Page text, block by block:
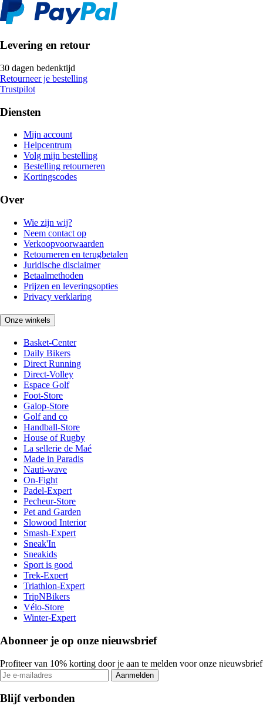
Levering en retour
30 dagen bedenktijd
Retourneer je bestelling
Trustpilot
Diensten
Mijn account
Helpcentrum
Volg mijn bestelling
Bestelling retourneren
Kortingscodes
Over
Wie zijn wij?
Neem contact op
Verkoopvoorwaarden
Retourneren en terugbetalen
Juridische disclaimer
Betaalmethoden
Prijzen en leveringsopties
Privacy verklaring
Onze winkels
Basket-Center
Daily Bikers
Direct Running
Direct-Volley
Espace Golf
Foot-Store
Galop-Store
Golf and co
Handball-Store
House of Rugby
La sellerie de Maé
Made in Paradis
Nauti-wave
On-Fight
Padel-Expert
Pecheur-Store
Pet and Garden
Slowood Interior
Smash-Expert
Sneak'In
Sneakids
Sport is good
Trek-Expert
Triathlon-Expert
TripNBikers
Vélo-Store
Winter-Expert
Abonneer je op onze nieuwsbrief
Profiteer van 10% korting door je aan te melden voor onze nieuwsbrief
Aanmelden
Blijf verbonden